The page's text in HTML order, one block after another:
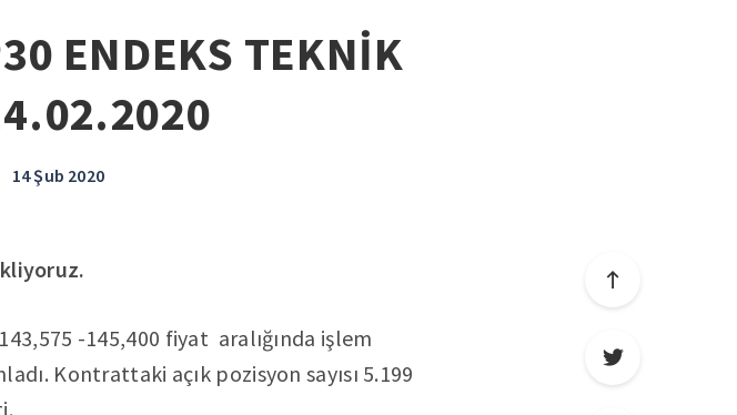
ENDEKS TEKNİK
14 Şub 2020
-145,400 fiyat aralığında işlem
Kontrattaki açık pozisyon sayısı 5.199